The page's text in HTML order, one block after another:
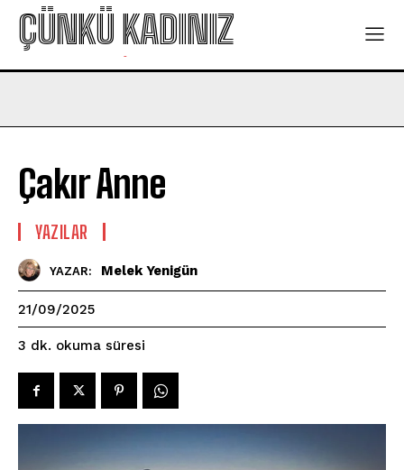
ÇÜNKÜ KADINIZ
-
Çakır Anne
YAZILAR
YAZAR: Melek Yenigün
21/09/2025
3 dk. okuma süresi